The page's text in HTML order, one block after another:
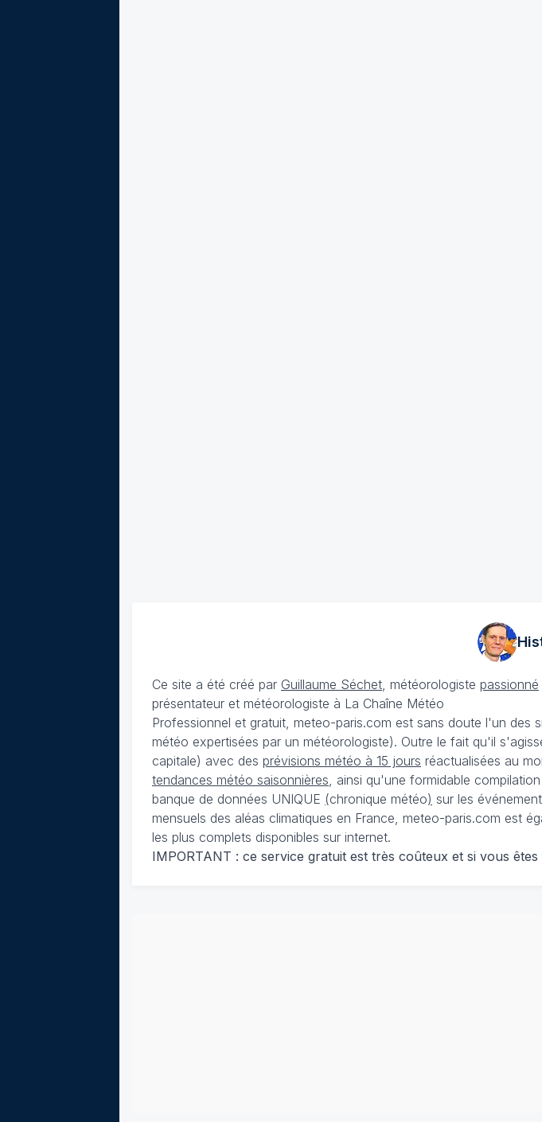
Ce site a été créé par Guillaume Séchet , météorologiste passionné
présentateur et météorologiste à La Chaîne Météo
Professionnel et gratuit, meteo-paris.com est sans doute l'un des
météo expertisées par un météorologiste). Outre le fait qu'il
capitale) avec des prévisions météo à 15 jours réactualisées au
tendances météo saisonnières , ainsi qu'une formidable
banque de données UNIQUE (chronique météo) sur les
mensuels des aléas climatiques en France, meteo-paris.com est
les plus complets disponibles sur internet.
IMPORTANT : ce service gratuit est très coûteux et si vous